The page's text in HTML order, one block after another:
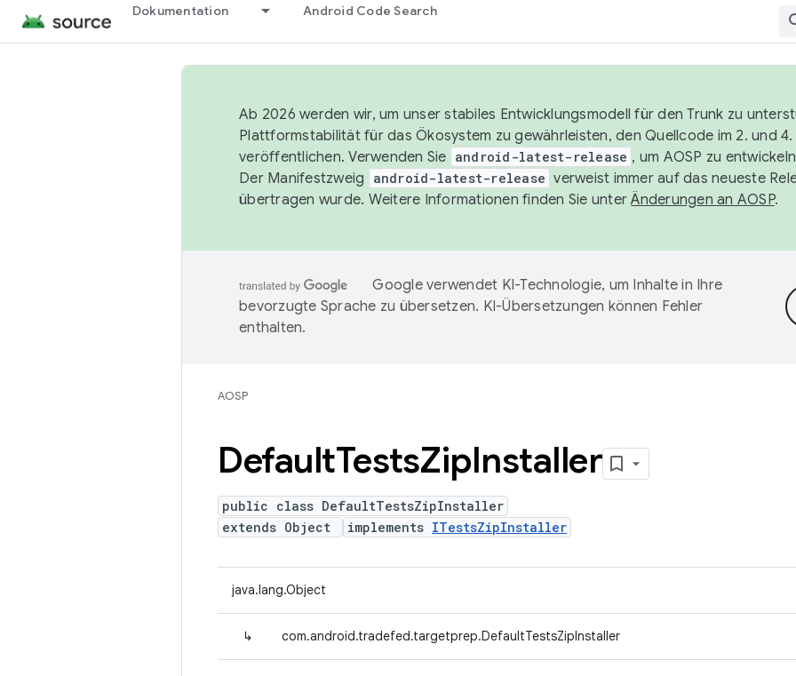
Dokumentation Android Code Search
Ab 2026 werden wir, um unser stabiles Entwicklungsmodell für den Trunk zu
Plattformstabilität für das Ökosystem zu gewährleisten, den Quellcode im 2. und 4.
veröffentlichen. Verwenden Sie android-latest-release , um AOSP zu
Der Manifestzweig
android-latest-release verweist immer auf das neueste
übertragen wurde. Weitere Informationen finden Sie unterÄnderungen an AOSP.
Google verwendet KI-Technologie, um Inhalte in Ihre
bevorzugte Sprache zu übersetzen. KI-Übersetzungen können Fehler
enthalten.
AOSP
DefaultTestsZipInstaller
public class DefaultTestsZipInstaller
extends Object
implements ITestsZipInstaller
java.lang.Object
↳ com.android.tradefed.targetprep.DefaultTestsZipInstaller